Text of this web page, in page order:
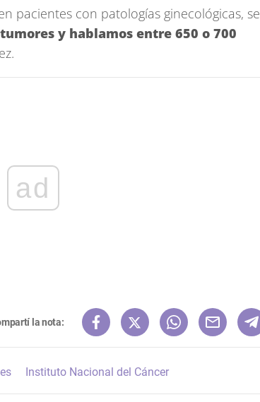
pacientes con patologías ginecológicas, se
y hablamos entre 650 o 700
ad
la nota:
Instituto Nacional del Cáncer